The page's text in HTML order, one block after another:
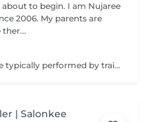
about to begin. I am Nujaree
2006. My parents are
ther...
Head and face spa massages are typically performed by trained professionals in spa or wellness centers, providing a range of benefits including deep stress relief, a refreshed and revitalized feeling, eased muscle tightness, and enhanced skin health.